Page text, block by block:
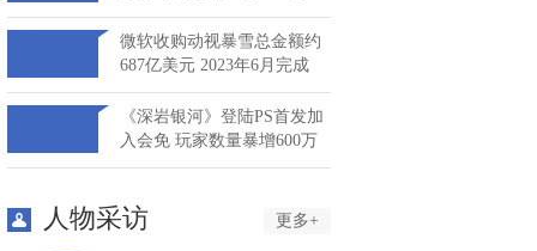
微软收购动视暴雪总金额约
687亿美元 2023年6月完成
《深岩银河》登陆PS首发加
入会免 玩家数量暴增600万
人物采访 更多+